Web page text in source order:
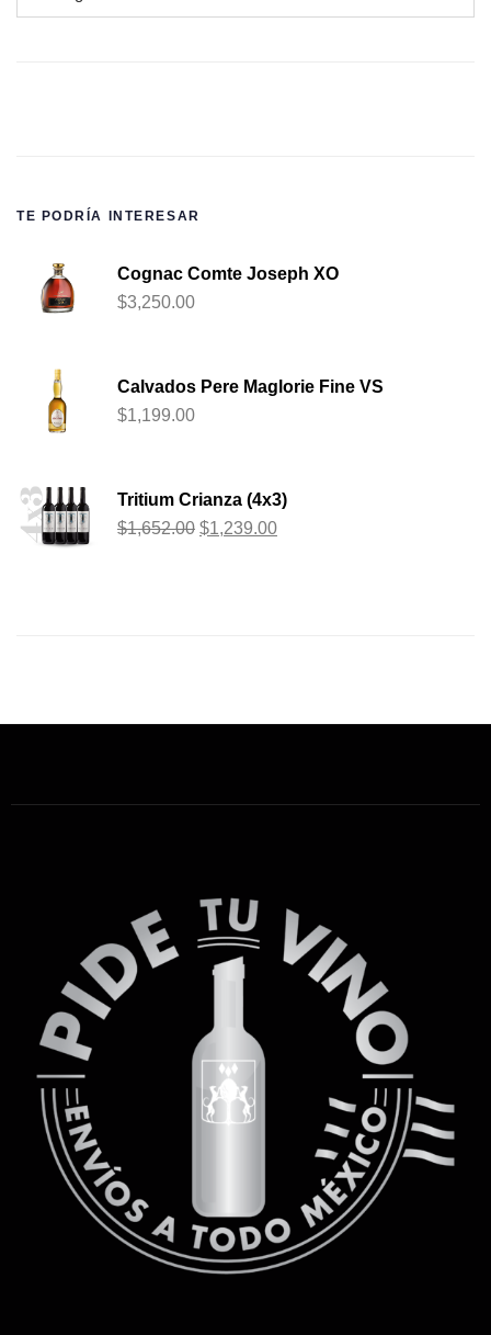
TE PODRÍA INTERESAR
Cognac Comte Joseph XO
$3,250.00
Calvados Pere Maglorie Fine VS
$1,199.00
Tritium Crianza (4x3)
$1,652.00 $1,239.00